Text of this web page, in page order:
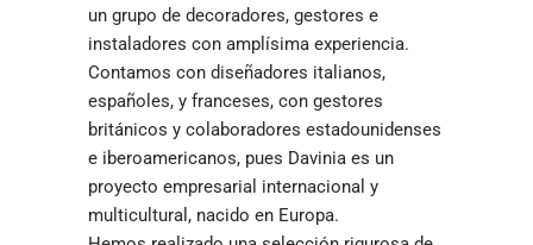
un grupo de decoradores, gestores e
instaladores con amplísima experiencia.
Contamos con diseñadores italianos,
españoles, y franceses, con gestores
británicos y colaboradores estadounidenses
e iberoamericanos, pues Davinia es un
proyecto empresarial internacional y
multicultural, nacido en Europa.